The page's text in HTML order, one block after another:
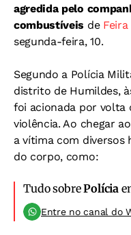
agredida pelo
combustíveis de
segunda-feira, 10.
Segundo a Polícia
distrito de Humildes,
foi acionada por volta
violência. Ao chegar
a vítima com diversos
do corpo, como:
Tudo sobrePolícia
Entre no canal do